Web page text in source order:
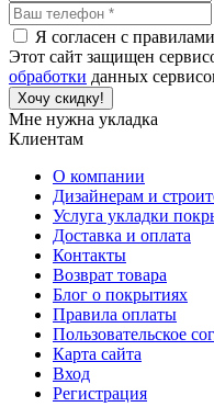
Я согласен с правилами
Этот сайт защищен
обработки данных
Хочу скидку!
Мне нужна укладка
Клиентам
О компании
Дизайнерам и
Услуга укладки
Доставка и оплата
Контакты
Возврат товара
Блог о покрытиях
Правила оплаты
Пользовательское
Карта сайта
Вход
Регистрация